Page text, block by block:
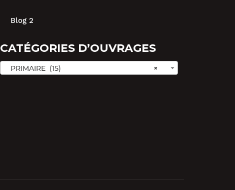
Blog 2
CATÉGORIES D’OUVRAGES
×
PRIMAIRE (15)